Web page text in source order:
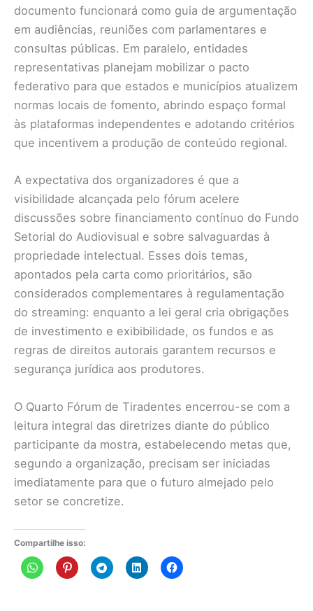
documento funcionará como guia de argumentação
em audiências, reuniões com parlamentares e
consultas públicas. Em paralelo, entidades
representativas planejam mobilizar o pacto
federativo para que estados e municípios atualizem
normas locais de fomento, abrindo espaço formal
às plataformas independentes e adotando critérios
que incentivem a produção de conteúdo regional.
A expectativa dos organizadores é que a
visibilidade alcançada pelo fórum acelere
discussões sobre financiamento contínuo do Fundo
Setorial do Audiovisual e sobre salvaguardas à
propriedade intelectual. Esses dois temas,
apontados pela carta como prioritários, são
considerados complementares à regulamentação
do streaming: enquanto a lei geral cria obrigações
de investimento e exibibilidade, os fundos e as
regras de direitos autorais garantem recursos e
segurança jurídica aos produtores.
O Quarto Fórum de Tiradentes encerrou-se com a
leitura integral das diretrizes diante do público
participante da mostra, estabelecendo metas que,
segundo a organização, precisam ser iniciadas
imediatamente para que o futuro almejado pelo
setor se concretize.
Compartilhe isso: